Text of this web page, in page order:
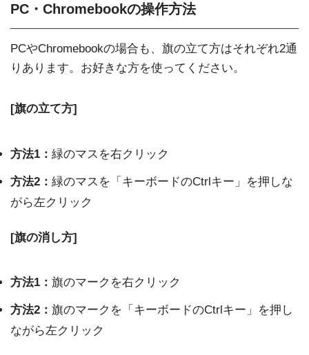
PC・Chromebookの操作方法
PCやChromebookの場合も、旗の立て方はそれぞれ2通
りあります。お好きな方を使ってください。
[旗の立て方]
方法1： 緑のマスを右クリック
方法2： 緑のマスを「キーボードのCtrlキー」を押しな
がら左クリック
[旗の消し方]
方法1： 旗のマークを右クリック
方法2： 旗のマークを「キーボードのCtrlキー」を押し
ながら左クリック